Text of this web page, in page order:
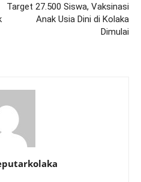
Target 27.500 Siswa, Vaksinasi
Anak Usia Dini di Kolaka
Dimulai